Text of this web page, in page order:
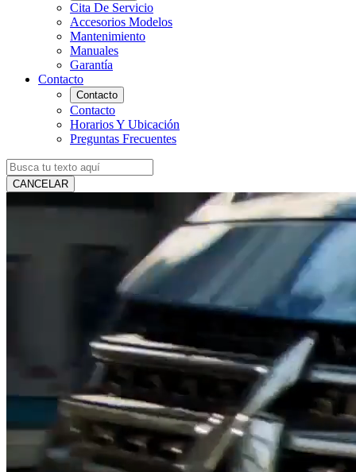
Cita De Servicio
Accesorios Modelos
Mantenimiento
Manuales
Garantía
Contacto
Contacto
Contacto
Horarios Y Ubicación
Preguntas Frecuentes
CANCELAR